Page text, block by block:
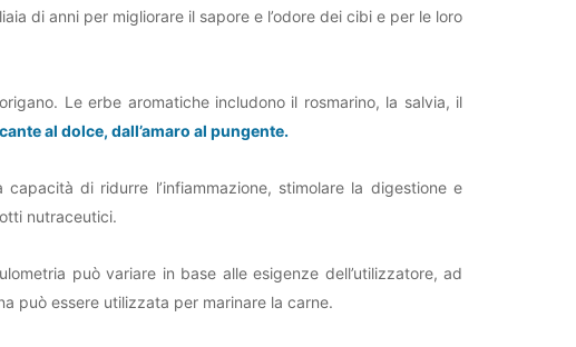
di anni per migliorare il sapore e l’odore dei cibi e per le loro
Le erbe aromatiche includono il rosmarino, la salvia, il
al dolce, dall’amaro al pungente.
di ridurre l’infiammazione, stimolare la digestione e
nutraceutici.
può variare in base alle esigenze dell’utilizzatore, ad
può essere utilizzata per marinare la carne.